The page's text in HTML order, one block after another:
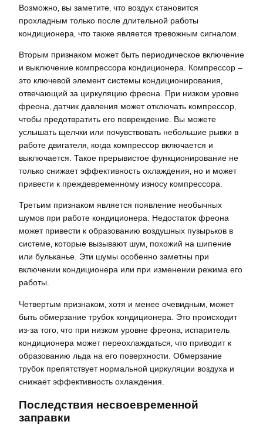
Возможно‚ вы заметите‚ что воздух становится
прохладным только после длительной работы
кондиционера‚ что также является тревожным сигналом.
Вторым признаком может быть периодическое включение
и выключение компрессора кондиционера. Компрессор –
это ключевой элемент системы кондиционирования‚
отвечающий за циркуляцию фреона. При низком уровне
фреона‚ датчик давления может отключать компрессор‚
чтобы предотвратить его повреждение. Вы можете
услышать щелчки или почувствовать небольшие рывки в
работе двигателя‚ когда компрессор включается и
выключается. Такое прерывистое функционирование не
только снижает эффективность охлаждения‚ но и может
привести к преждевременному износу компрессора.
Третьим признаком является появление необычных
шумов при работе кондиционера. Недостаток фреона
может привести к образованию воздушных пузырьков в
системе‚ которые вызывают шум‚ похожий на шипение
или бульканье. Эти шумы особенно заметны при
включении кондиционера или при изменении режима его
работы.
Четвертым признаком‚ хотя и менее очевидным‚ может
быть обмерзание трубок кондиционера. Это происходит
из-за того‚ что при низком уровне фреона‚ испаритель
кондиционера может переохлаждаться‚ что приводит к
образованию льда на его поверхности. Обмерзание
трубок препятствует нормальной циркуляции воздуха и
снижает эффективность охлаждения.
Последствия несвоевременной
заправки